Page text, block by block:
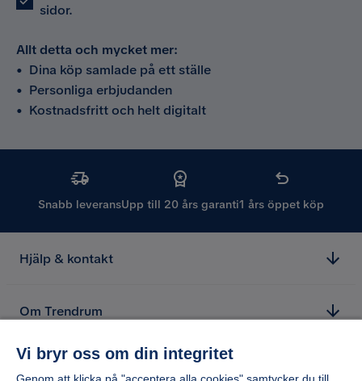
sidor.
Allt detta och mycket mer:
• Dina köp samlade på ett ställe
• Personliga erbjudanden
• Kostnadsfritt och helt digitalt
Snabb leveransUpp till 20 års garanti1 års öppet köp
Hjälp & kontakt
Om Trendrum
Vi bryr oss om din integritet